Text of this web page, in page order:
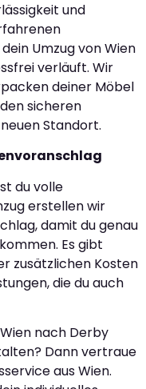
und
Umzug von Wien
verläuft. Wir
deiner Möbel
sicheren
Standort.
du volle
erstellen wir
damit du genau
Es gibt
zusätzlichen Kosten
die du auch
nach Derby
Dann vertraue
aus Wien.